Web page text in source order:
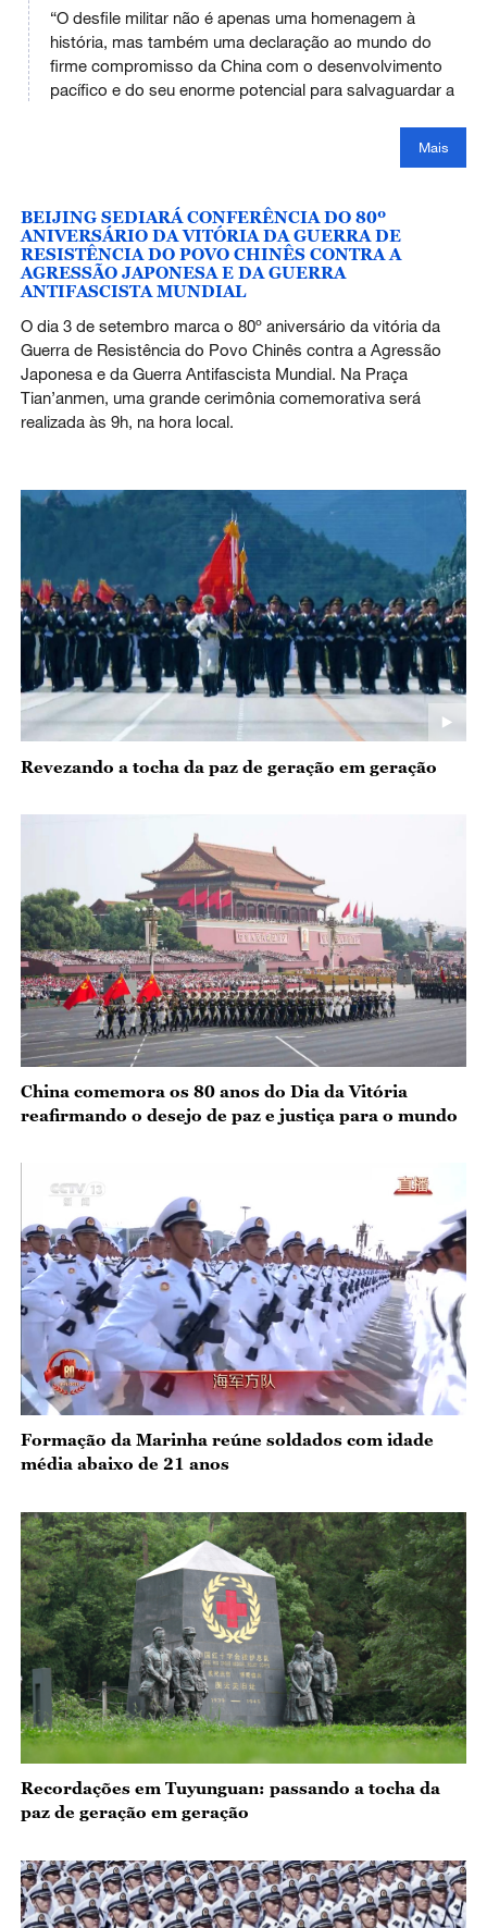
a
modal
window.
No compatible source was found for this media.
“O desfile militar não é apenas uma homenagem à
história, mas também uma declaração ao mundo do
firme compromisso da China com o desenvolvimento
pacífico e do seu enorme potencial para salvaguardar a
Mais
BEIJING SEDIARÁ CONFERÊNCIA DO 80º
ANIVERSÁRIO DA VITÓRIA DA GUERRA DE
RESISTÊNCIA DO POVO CHINÊS CONTRA A
AGRESSÃO JAPONESA E DA GUERRA
ANTIFASCISTA MUNDIAL
O dia 3 de setembro marca o 80º aniversário da vitória da
Guerra de Resistência do Povo Chinês contra a Agressão
Japonesa e da Guerra Antifascista Mundial. Na Praça
Tian’anmen, uma grande cerimônia comemorativa será
realizada às 9h, na hora local.
Revezando a tocha da paz de geração em geração
China comemora os 80 anos do Dia da Vitória
reafirmando o desejo de paz e justiça para o mundo
Formação da Marinha reúne soldados com idade
média abaixo de 21 anos
Recordações em Tuyunguan: passando a tocha da
paz de geração em geração